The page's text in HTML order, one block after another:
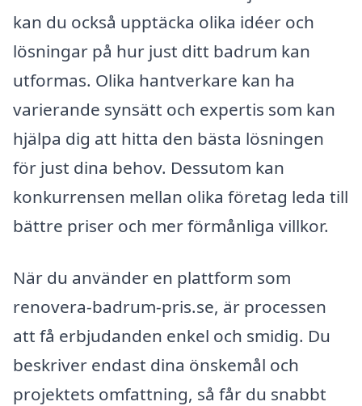
kan du också upptäcka olika idéer och
lösningar på hur just ditt badrum kan
utformas. Olika hantverkare kan ha
varierande synsätt och expertis som kan
hjälpa dig att hitta den bästa lösningen
för just dina behov. Dessutom kan
konkurrensen mellan olika företag leda till
bättre priser och mer förmånliga villkor.
När du använder en plattform som
renovera-badrum-pris.se, är processen
att få erbjudanden enkel och smidig. Du
beskriver endast dina önskemål och
projektets omfattning, så får du snabbt